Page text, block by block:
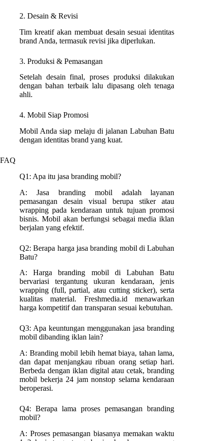
2. Desain & Revisi
Tim kreatif akan membuat desain sesuai identitas
brand Anda, termasuk revisi jika diperlukan.
3. Produksi & Pemasangan
Setelah desain final, proses produksi dilakukan
dengan bahan terbaik lalu dipasang oleh tenaga
ahli.
4. Mobil Siap Promosi
Mobil Anda siap melaju di jalanan Labuhan Batu
dengan identitas brand yang kuat.
FAQ
Q1: Apa itu jasa branding mobil?
A: Jasa branding mobil adalah layanan
pemasangan desain visual berupa stiker atau
wrapping pada kendaraan untuk tujuan promosi
bisnis. Mobil akan berfungsi sebagai media iklan
berjalan yang efektif.
Q2: Berapa harga jasa branding mobil di Labuhan
Batu?
A: Harga branding mobil di Labuhan Batu
bervariasi tergantung ukuran kendaraan, jenis
wrapping (full, partial, atau cutting sticker), serta
kualitas material. Freshmedia.id menawarkan
harga kompetitif dan transparan sesuai kebutuhan.
Q3: Apa keuntungan menggunakan jasa branding
mobil dibanding iklan lain?
A: Branding mobil lebih hemat biaya, tahan lama,
dan dapat menjangkau ribuan orang setiap hari.
Berbeda dengan iklan digital atau cetak, branding
mobil bekerja 24 jam nonstop selama kendaraan
beroperasi.
Q4: Berapa lama proses pemasangan branding
mobil?
A: Proses pemasangan biasanya memakan waktu